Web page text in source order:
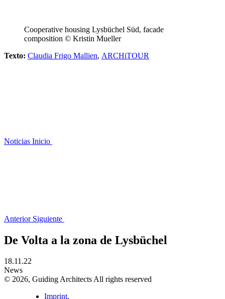
Cooperative housing Lysbüchel Süd, facade
composition © Kristin Mueller
Texto: Claudia Frigo Mallien, ARCHiTOUR
Noticias Inicio
Anterior Siguiente
De Volta a la zona de Lysbüchel
18.11.22
News
© 2026, Guiding Architects All rights reserved
Imprint,